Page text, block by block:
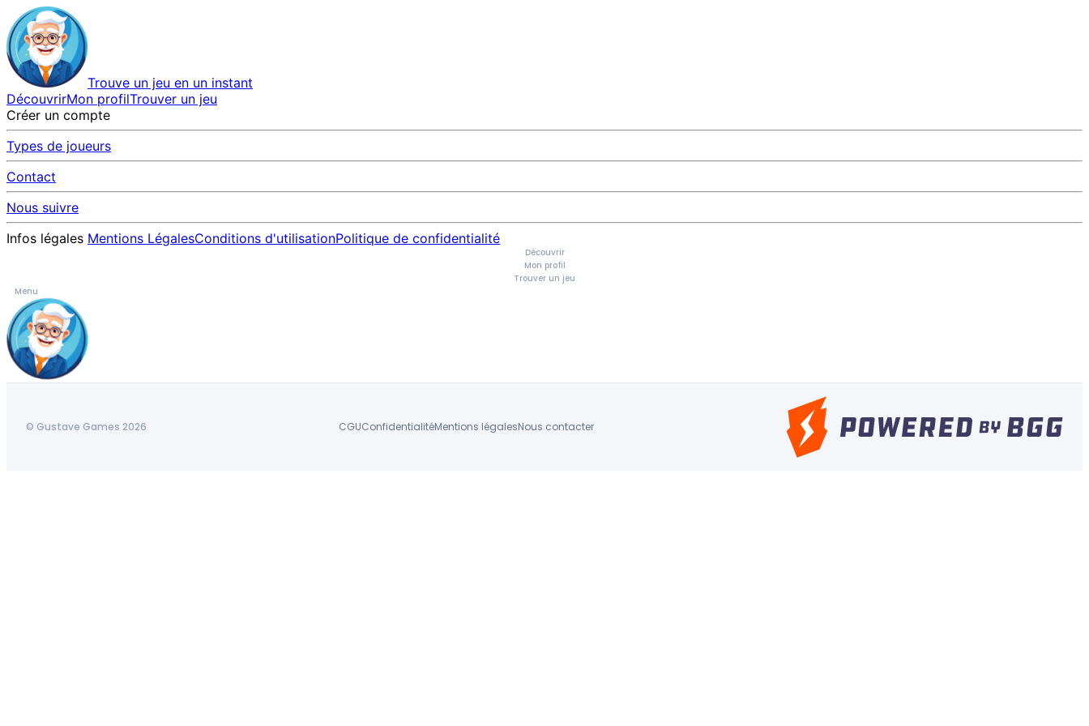
Trouve un jeu en un instant
DécouvrirMon profilTrouver un jeu
Créer un compte
Types de joueurs
Contact
Nous suivre
Infos légales Mentions LégalesConditions d'utilisationPolitique de confidentialité
Découvrir
Mon profil
Trouver un jeu
Menu
© Gustave Games 2026 CGUConfidentialitéMentions légalesNous contacter